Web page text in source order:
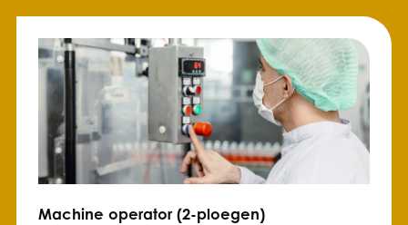
Machine operator (2-ploegen)